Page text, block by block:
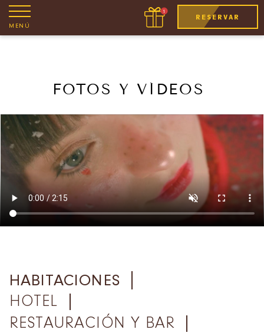
MENÚ
RESERVAR
FOTOS Y VÍDEOS
HABITACIONES
HOTEL
RESTAURACIÓN Y BAR